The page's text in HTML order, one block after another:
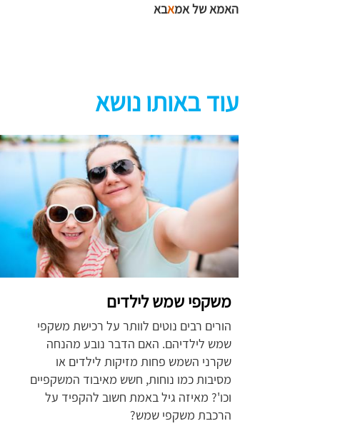
האמא של אמאבא
עוד באותו נושא
משקפי שמש לילדים
הורים רבים נוטים לוותר על רכישת משקפי
שמש לילדיהם. האם הדבר נובע מהנחה
שקרני השמש פחות מזיקות לילדים או
מסיבות כמו נוחות, חשש מאיבוד המשקפיים
וכו'? מאיזה גיל באמת חשוב להקפיד על
הרכבת משקפי שמש?